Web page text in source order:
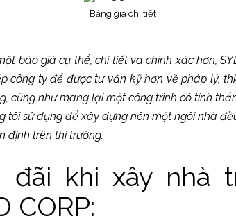
Bảng giá chi tiết
báo giá cụ thể, chi tiết và chính xác hơn,
công ty để được tư vấn kỹ hơn về pháp lý,
cũng như mang lại một công trình có tính
tôi sử dụng để xây dựng nên một ngôi nhà
định trên thị trường.
đãi khi xây nhà
CORP: